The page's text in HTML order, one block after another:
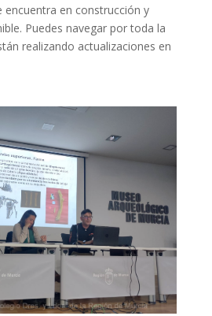
encuentra en construcción y
Puedes navegar por toda la
realizando actualizaciones en